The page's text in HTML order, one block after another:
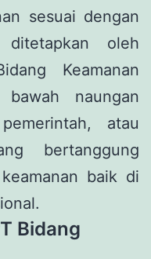
sesuai dengan
oleh
Keamanan
naungan
atau
bertanggung
baik di
Bidang